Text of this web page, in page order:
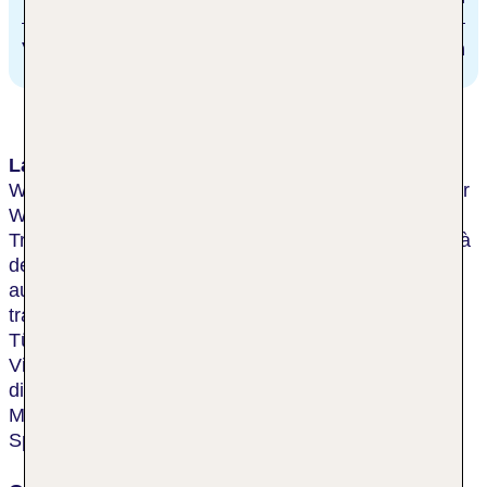
1 km
Lage & Umgebung
Weltbekanntes Luxushotel, das seine Gäste aus aller
Welt in einzigartiger Lage oberhalb der Spanischen
Treppe und neben der wunderschönen Kirche „Trinità
dei Monti” empfängt. In einem historischen Palazzo
aus dem 16. Jahrhundert untergebracht, öffnete das
traditionsreiche Haus im Jahre 1893 erstmals seine
Türen. Die berühmten Sehenswürdigkeiten wie die
Villa Borghese, die Via Veneto, die Via Condotti und
die exklusiven Boutiquen der Stadt sind in wenigen
Minuten bequem zu Fuß erreichbar. U-Bahn-Station:
Spagna.